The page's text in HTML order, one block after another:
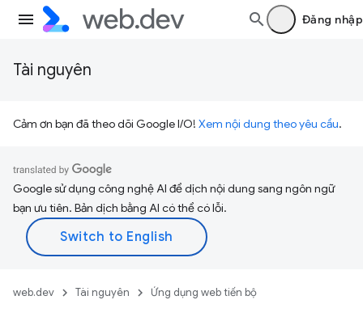
Đăng nhập
Tài nguyên
Cảm ơn bạn đã theo dõi Google I/O! Xem nội dung theo yêu cầu.
Google sử dụng công nghệ AI để dịch nội dung sang ngôn ngữ
bạn ưu tiên. Bản dịch bằng AI có thể có lỗi.
web.dev Tài nguyên Ứng dụng web tiến bộ